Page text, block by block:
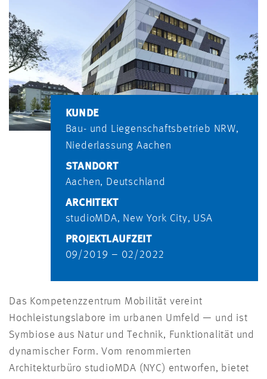
PROJEKTE
KONTAKT
KUNDE
Bau- und Liegenschaftsbetrieb NRW,
Niederlassung Aachen
STANDORT
Aachen, Deutschland
ARCHITEKT
studioMDA, New York City, USA
PROJEKTLAUFZEIT
09/2019 – 02/2022
Das Kompetenzzentrum Mobilität vereint
Hochleistungslabore im urbanen Umfeld — und ist
Symbiose aus Natur und Technik, Funktionalität und
dynamischer Form. Vom renommierten
Architekturbüro studioMDA (NYC) entworfen, bietet